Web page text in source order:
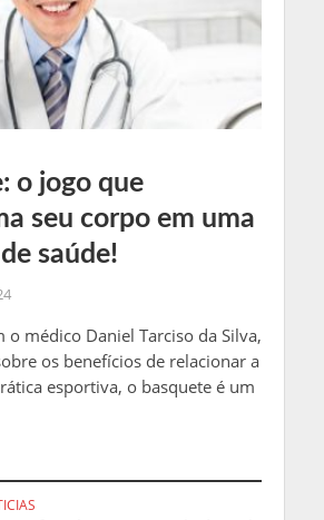
o jogo que
seu corpo em uma
saúde!
o médico Daniel Tarciso da Silva,
os benefícios de relacionar a
esportiva, o basquete é um